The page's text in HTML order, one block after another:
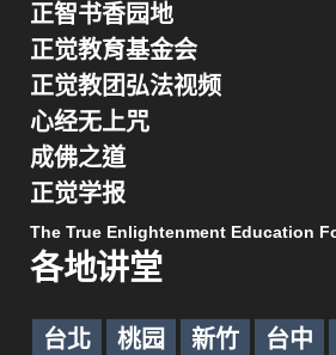
正智书香园地
正觉教育基金会
正觉教团弘法视频
心经无上咒
成佛之道
正觉学报
The True Enlightenment Education
各地讲堂
台北 桃园 新竹 台中